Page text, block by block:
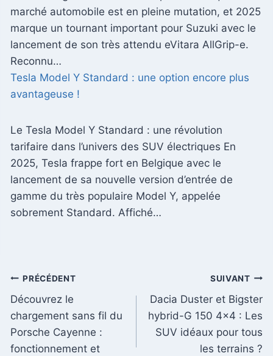
marché automobile est en pleine mutation, et 2025
marque un tournant important pour Suzuki avec le
lancement de son très attendu eVitara AllGrip-e.
Reconnu…
Tesla Model Y Standard : une option encore plus
avantageuse !
Le Tesla Model Y Standard : une révolution
tarifaire dans l’univers des SUV électriques En
2025, Tesla frappe fort en Belgique avec le
lancement de sa nouvelle version d’entrée de
gamme du très populaire Model Y, appelée
sobrement Standard. Affiché…
Navigation
de
l’article
PRÉCÉDENT
Découvrez le
chargement sans fil du
Porsche Cayenne :
fonctionnement et
SUIVANT
Dacia Duster et Bigster
hybrid-G 150 4×4 : Les
SUV idéaux pour tous
les terrains ?